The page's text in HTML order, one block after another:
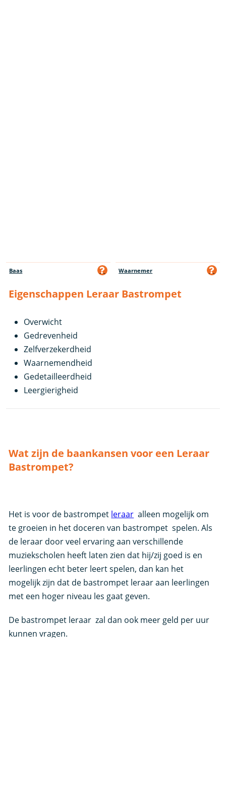
Baas Waarnemer
Eigenschappen Leraar Bastrompet
Overwicht
Gedrevenheid
Zelfverzekerdheid
Waarnemendheid
Gedetailleerdheid
Leergierigheid
Wat zijn de baankansen voor een Leraar
Bastrompet?
Het is voor de bastrompet leraar alleen mogelijk om
te groeien in het doceren van bastrompet spelen. Als
de leraar door veel ervaring aan verschillende
muziekscholen heeft laten zien dat hij/zij goed is en
leerlingen echt beter leert spelen, dan kan het
mogelijk zijn dat de bastrompet leraar aan leerlingen
met een hoger niveau les gaat geven.
De bastrompet leraar zal dan ook meer geld per uur
kunnen vragen.